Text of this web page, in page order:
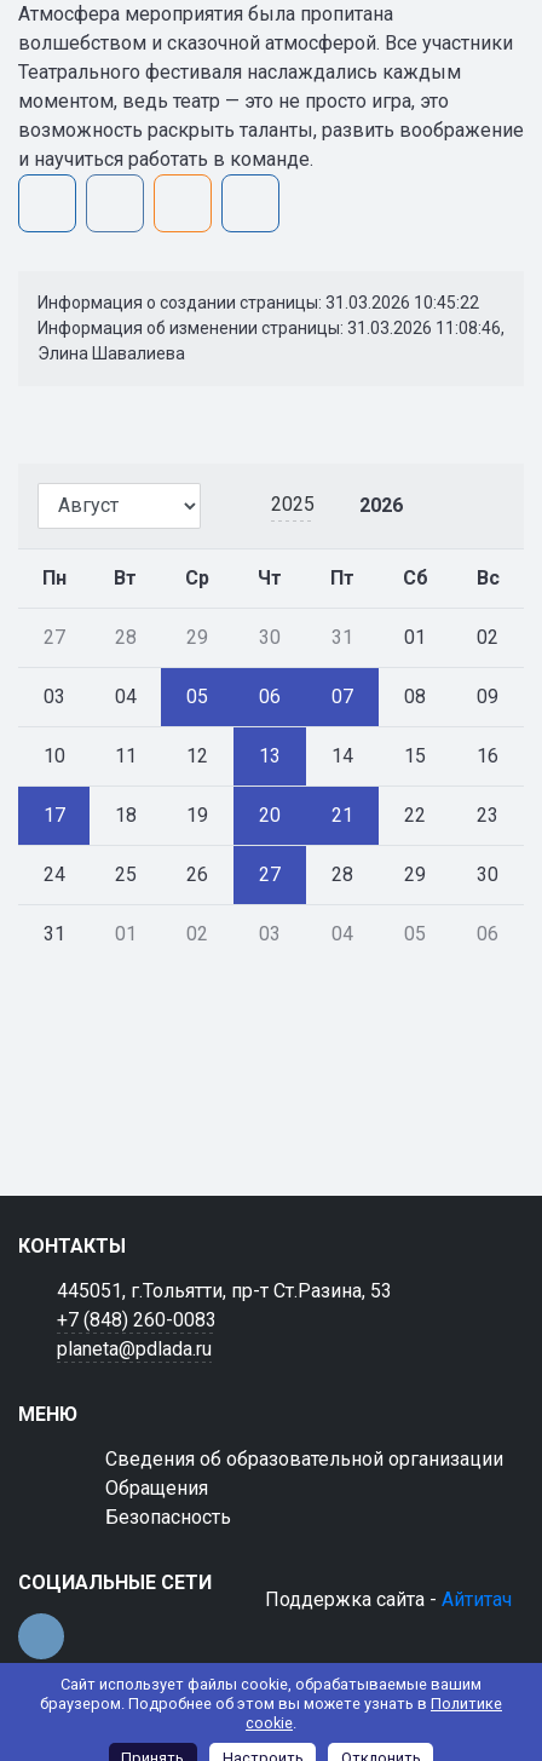
Сайт использует файлы cookie, обрабатываемые вашим
браузером. Подробнее об этом вы можете узнать в Политике
cookie.
2025 2026
Пн Вт Ср Чт Пт Сб Вс
27 28 29 30 31 01 02
03 04 05 06 07 08 09
10 11 12 13 14 15 16
17 18 19 20 21 22 23
24 25 26 27 28 29 30
31 01 02 03 04 05 06
Атмосфера мероприятия была пропитана
волшебством и сказочной атмосферой. Все участники
Театрального фестиваля наслаждались каждым
моментом, ведь театр — это не просто игра, это
возможность раскрыть таланты, развить воображение
и научиться работать в команде.
Информация о создании страницы: 31.03.2026 10:45:22
Информация об изменении страницы: 31.03.2026 11:08:46,
Элина Шавалиева
КОНТАКТЫ
445051, г.Тольятти, пр-т Ст.Разина, 53
+7 (848) 260-0083
planeta@pdlada.ru
МЕНЮ
Сведения об образовательной организации
Обращения
Безопасность
СОЦИАЛЬНЫЕ СЕТИ
Поддержка сайта - Айтитач